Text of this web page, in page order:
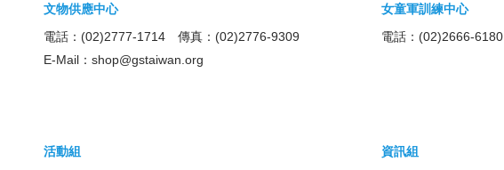
文物供應中心
電話：(02)2777-1714 傳真：(02)2776-9309
E-Mail： shop@gstaiwan.org
女童軍訓練中心
電話：(02)2666-6180
活動組
資訊組